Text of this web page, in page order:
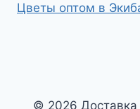
Цветы оптом в
© 2026